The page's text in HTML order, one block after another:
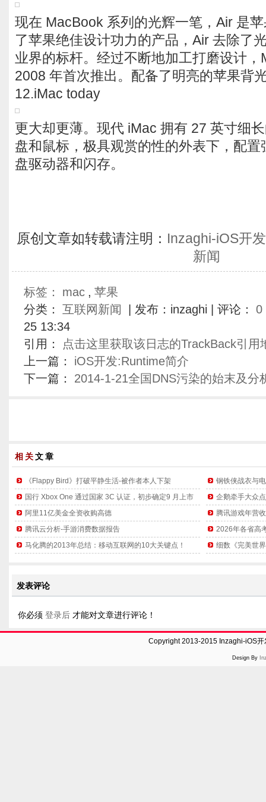
现在 MacBook 系列的光辉一笔，Air 是
了苹果绝佳设计功力的产品，Air 去除了
业界的标杆。经过不断地加工打磨设计
2008 年首次推出。配备了明亮的苹果背
12.iMac today
更大却更薄。现代 iMac 拥有 27 英寸细
盘和鼠标，极具观赏的性的外表下，配
盘驱动器和闪存。
原创文章如转载请注明： Inzaghi-iOS开
新闻
标签： mac , 苹果
分类：
互联网新闻 | 发布：inzaghi | 评论：
0
25 13:34
引用：
点击这里获取该日志的TrackBack引用
上一篇：
iOS开发:Runtime简介
下一篇：
2014-1-21全国DNS污染的始末及分
相关文章
《Flappy Bird》打破平静生活-被作者本人下架
钢铁侠战衣与
国行 Xbox One 通过国家 3C 认证，初步确定9 月上市
企鹅牵手大众
阿里11亿美金全资收购高德
腾讯游戏年营
腾讯云分析-手游消费数据报告
2026年各省高
马化腾的2013年总结：移动互联网的10大关键点！
细数《完美世
发表评论
你必须 登录后 才能对文章进行评论！
Copyright 2013-2015 Inzaghi-iOS
Design By